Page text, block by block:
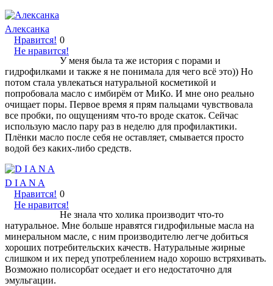
Алексанка
Нравится!
Не нравится!
0
У меня была та же история с порами и
гидрофилками и также я не понимала для чего всё это)) Но
потом стала увлекаться натуральной косметикой и
попробовала масло с имбирём от МиКо. И мне оно реально
очищает поры. Первое время я прям пальцами чувствовала
все пробки, по ощущениям что-то вроде скаток. Сейчас
использую масло пару раз в неделю для профилактики.
Плёнки масло после себя не оставляет, смывается просто
водой без каких-либо средств.
D I A N A
Нравится!
Не нравится!
0
Не знала что холика производит что-то
натуральное. Мне больше нравятся гидрофильные масла на
минеральном масле, с ним производителю легче добиться
хороших потребительских качеств. Натуральные жирные
слишком и их перед употреблением надо хорошо встряхивать.
Возможно полисорбат оседает и его недостаточно для
эмульгации.